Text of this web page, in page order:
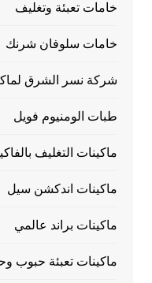
خامات تعبئة وتغليف
خامات سلوفان شرنك
شركة نسر الشرق
طبات الومنيوم فويل
ماكينات التغليف
ماكينات اندكشن سيل
ماكينات براند عالمي
ماكينات تعبئة حبوب